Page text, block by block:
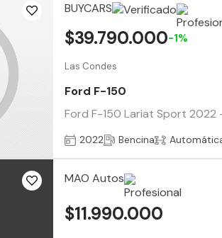
BUYCARS
Las Condes
Ford F-150
Ford F-150 Lariat Sport 2022
$39.790.000-1%
2022 Bencina
MAO Autos
$11.990.000